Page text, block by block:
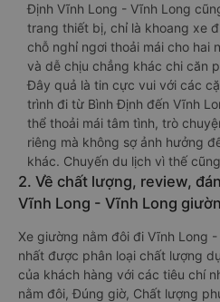
Định Vĩnh Long - Vĩnh Long
trang thiết bị, chỉ là khoang xe
chỗ nghỉ ngơi thoải mái cho hai
và dễ chịu chẳng khác chi căn
Đây quả là tin cực vui với các
trình đi từ Bình Định đến Vĩnh
thể thoải mái tâm tình, trò
riêng mà không sợ ảnh hưởng
khác. Chuyến du lịch vì thế
2. Về chất lượng, review,
Vĩnh Long - Vĩnh Long
Xe giường nằm đôi đi Vĩnh Long
nhất được phân loại chất lượng
của khách hàng với các tiêu chí
nằm đôi, Đúng giờ, Chất lượng